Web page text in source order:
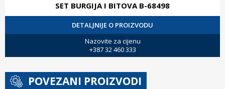
SET BURGIJA I BITOVA B-68498
DETALJNIJE O PROIZVODU
Nazovite za cijenu
+387 32 460 333
POVEZANI PROIZVODI